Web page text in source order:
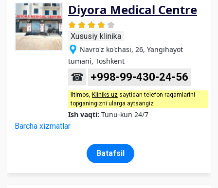
Diyora Medical Centre
Xususiy klinika
Navro'z ko'chasi, 26, Yangihayot
tumani, Toshkent
☎ +998-99-430-24-56
Iltimos, Kliniks uz saytidan telefon raqamlarini
topganingizni ularga aytsangiz
Ish vaqti: Tunu-kun 24/7
Barcha xizmatlar
Batafsil